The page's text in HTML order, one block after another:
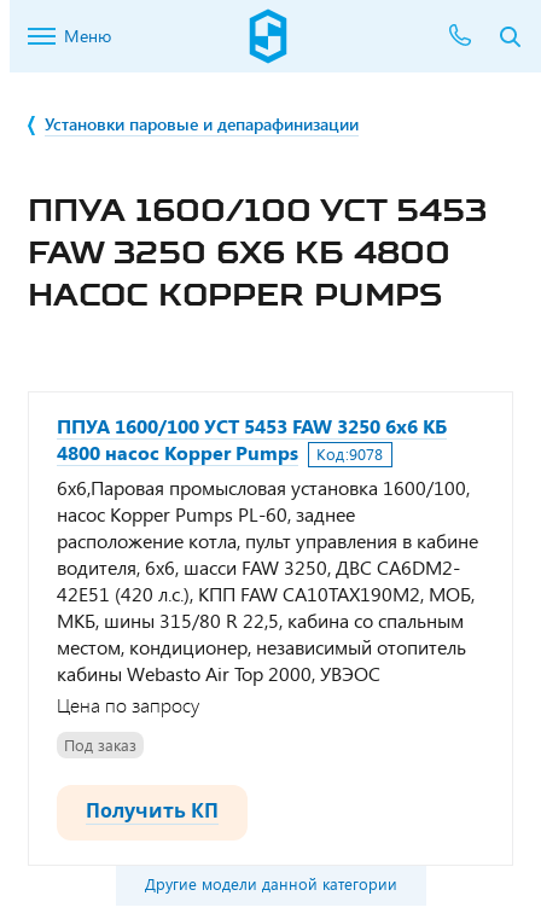
Меню
Установки паровые и депарафинизации
ППУА 1600/100 УСТ 5453
FAW 3250 6Х6 КБ 4800
НАСОС KOPPER PUMPS
ППУА 1600/100 УСТ 5453 FAW 3250 6х6 КБ
4800 насос Kopper Pumps
Код:9078
6х6,Паровая промысловая установка 1600/100,
насос Kopper Pumps PL-60, заднее
расположение котла, пульт управления в кабине
водителя, 6х6, шасси FAW 3250, ДВС CA6DM2-
42E51 (420 л.с.), КПП FAW CA10TAX190M2, МОБ,
МКБ, шины 315/80 R 22,5, кабина со спальным
местом, кондиционер, независимый отопитель
кабины Webasto Air Top 2000, УВЭОС
Цена по запросу
Под заказ
Получить КП
Другие модели данной категории